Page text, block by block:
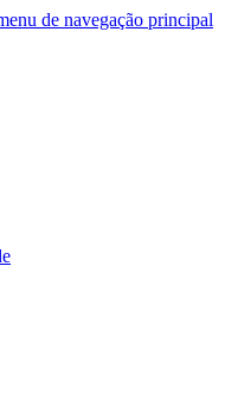
de navegação principal